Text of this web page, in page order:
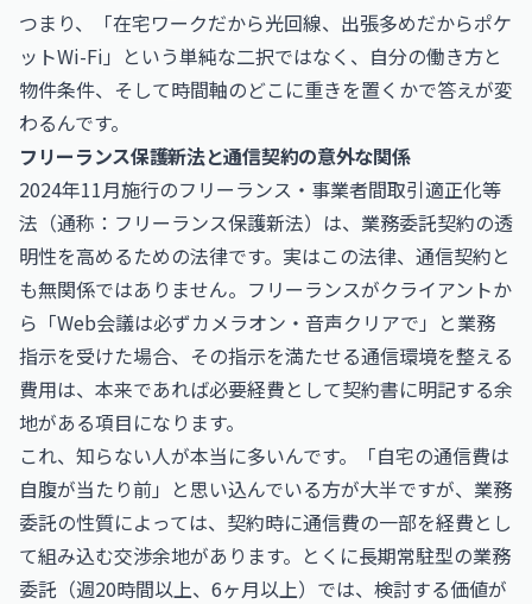
つまり、「在宅ワークだから光回線、出張多めだからポケ
ットWi-Fi」という単純な二択ではなく、自分の働き方と
物件条件、そして時間軸のどこに重きを置くかで答えが変
わるんです。
フリーランス保護新法と通信契約の意外な関係
2024年11月施行のフリーランス・事業者間取引適正化等
法（通称：フリーランス保護新法）は、業務委託契約の透
明性を高めるための法律です。実はこの法律、通信契約と
も無関係ではありません。フリーランスがクライアントか
ら「Web会議は必ずカメラオン・音声クリアで」と業務
指示を受けた場合、その指示を満たせる通信環境を整える
費用は、本来であれば必要経費として契約書に明記する余
地がある項目になります。
これ、知らない人が本当に多いんです。「自宅の通信費は
自腹が当たり前」と思い込んでいる方が大半ですが、業務
委託の性質によっては、契約時に通信費の一部を経費とし
て組み込む交渉余地があります。とくに長期常駐型の業務
委託（週20時間以上、6ヶ月以上）では、検討する価値が